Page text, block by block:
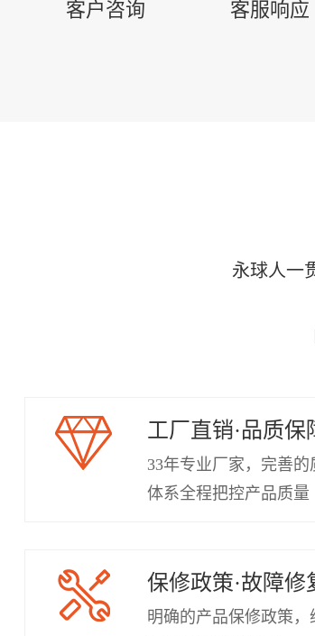
客户咨询 客服响应
永球人一
工厂直销·品质保
33年专业厂家，完善的
体系全程把控产品质量
保修政策·故障修
明确的产品保修政策，